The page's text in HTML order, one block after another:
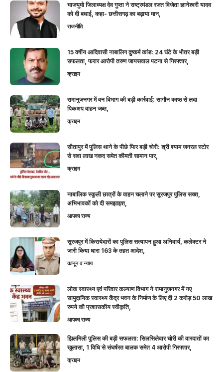
भाजयुमो जिलाध्यक्ष देव गुप्ता ने राष्ट्रमंडल रजत विजेता ज्ञानेश्वरी यादव
को दी बधाई, कहा- छत्तीसगढ़ का बढ़ाया मान,
राजनीति
15 वर्षीय आदिवासी नाबालिग दुष्कर्म कांड: 24 घंटे के भीतर बड़ी
सफलता, फरार आरोपी तरुण जायसवाल पटना से गिरफ्तार,
क्राइम
रामानुजनगर में वन विभाग की बड़ी कार्रवाई: सागौन काष्ठ से लदा
पिकअप वाहन जब्त,
क्राइम
सीतापुर में पुलिस थाने के पीछे फिर बड़ी चोरी: श्री श्याम जनरल स्टोर
से सवा लाख नकद समेत कीमती सामान पार,
क्राइम
नाबालिक स्कूली छात्रों के वाहन चलाने पर सूरजपुर पुलिस सख्त,
अभिभावकों को दी समझाइश,
आपका राज्य
सूरजपुर में किरायेदारों का पुलिस सत्यापन हुआ अनिवार्य, कलेक्टर ने
जारी किया धारा 163 के तहत आदेश,
कानून व न्याय
लोक स्वास्थ्य एवं परिवार कल्याण विभाग ने रामानुजनगर में नए
सामुदायिक स्वास्थ्य केंद्र भवन के निर्माण के लिए दी 2 करोड़ 50 लाख
रुपये की प्रशासकीय स्वीकृति,
आपका राज्य
झिलमिली पुलिस की बड़ी सफलता: सिलसिलेवार चोरी की वारदातों का
खुलासा, 1 विधि से संघर्षरत बालक समेत 4 आरोपी गिरफ्तार,
क्राइम